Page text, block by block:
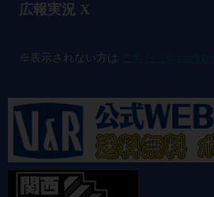
広報実況 X
※表示されない方は